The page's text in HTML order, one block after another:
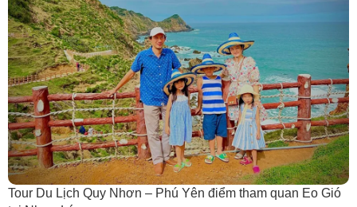
Tour Du Lịch Quy Nhơn – Phú Yên điểm tham quan Eo Gió